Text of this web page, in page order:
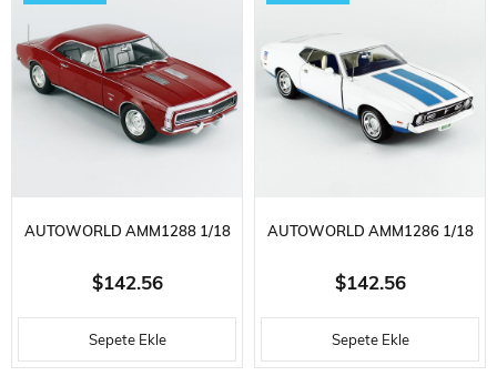
AUTOWORLD AMM1288 1/18
ÖLÇEK, 1967 CHEVROLET
CAMARO SS/RS (HEMMINGS),
BOLERO RED, SERGILEMEYE
$142.56
Sepete Ekle
AUTOWORLD AMM1286 1/18
ÖLÇEK, 1972 FORD MUSTANG
FASTBACK (CLASS OF 1972),
BEYAZ, SERGILEMEYE HAZIR
$142.56
Sepete Ekle